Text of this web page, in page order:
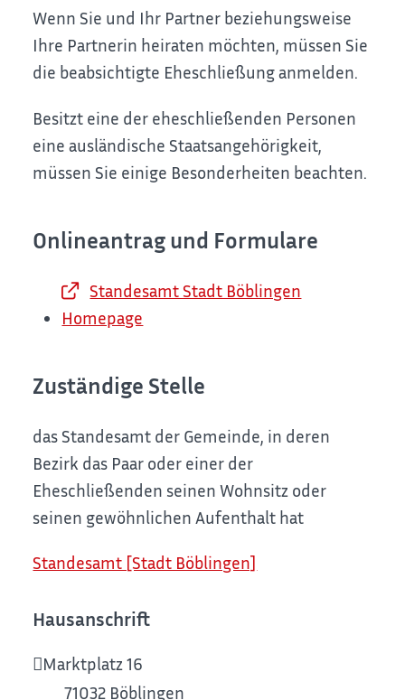
Wenn Sie und Ihr Partner beziehungsweise
Ihre Partnerin heiraten möchten, müssen Sie
die beabsichtigte Eheschließung anmelden.
Besitzt eine der eheschließenden Personen
eine ausländische Staatsangehörigkeit,
müssen Sie einige Besonderheiten beachten.
Onlineantrag und Formulare
Standesamt Stadt Böblingen
Homepage
Zuständige Stelle
das Standesamt der Gemeinde, in deren
Bezirk das Paar oder einer der
Eheschließenden seinen Wohnsitz oder
seinen gewöhnlichen Aufenthalt hat
Standesamt [Stadt Böblingen]
Hausanschrift
Marktplatz 16
71032 Böblingen